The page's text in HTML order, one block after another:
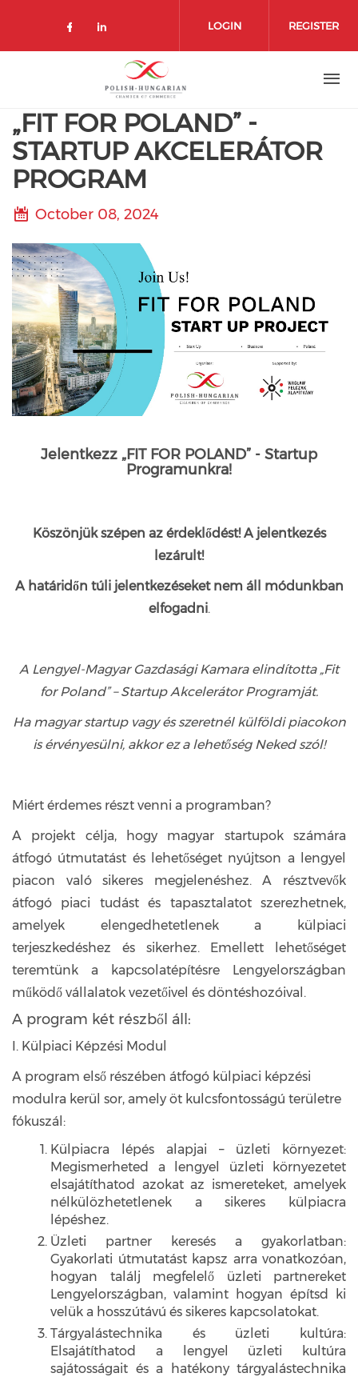
LOGIN REGISTER
„FIT FOR POLAND” -
STARTUP AKCELERÁTOR
PROGRAM
October 08, 2024
Jelentkezz „FIT FOR POLAND” - Startup
Programunkra!
Köszönjük szépen az érdeklődést! A jelentkezés
lezárult!
A határidőn túli jelentkezéseket nem áll módunkban
elfogadni.
A Lengyel-Magyar Gazdasági Kamara elindította „Fit
for Poland” – Startup Akcelerátor Programját.
Ha magyar startup vagy és szeretnél külföldi piacokon
is érvényesülni, akkor ez a lehetőség Neked szól!
Miért érdemes részt venni a programban?
A projekt célja, hogy magyar startupok számára
átfogó útmutatást és lehetőséget nyújtson a lengyel
piacon való sikeres megjelenéshez. A résztvevők
átfogó piaci tudást és tapasztalatot szerezhetnek,
amelyek elengedhetetlenek a külpiaci
terjeszkedéshez és sikerhez. Emellett lehetőséget
teremtünk a kapcsolatépítésre Lengyelországban
működő vállalatok vezetőivel és döntéshozóival.
A program két részből áll:
I. Külpiaci Képzési Modul
A program első részében átfogó külpiaci képzési
modulra kerül sor, amely öt kulcsfontosságú területre
fókuszál:
Külpiacra lépés alapjai – üzleti környezet:
Megismerheted a lengyel üzleti környezetet
elsajátíthatod azokat az ismereteket, amelyek
nélkülözhetetlenek a sikeres külpiacra
lépéshez.
Üzleti partner keresés a gyakorlatban:
Gyakorlati útmutatást kapsz arra vonatkozóan,
hogyan találj megfelelő üzleti partnereket
Lengyelországban, valamint hogyan építsd ki
velük a hosszútávú és sikeres kapcsolatokat.
Tárgyalástechnika és üzleti kultúra:
Elsajátíthatod a lengyel üzleti kultúra
sajátosságait és a hatékony tárgyalástechnika